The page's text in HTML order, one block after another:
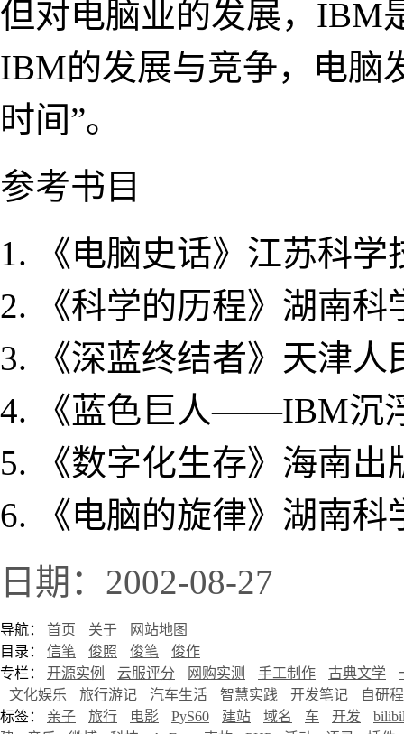
但对电脑业的发展，IBM
IBM的发展与竞争，电脑
时间”。
参考书目
《电脑史话》江苏科
《科学的历程》湖南
《深蓝终结者》天津
《蓝色巨人——IBM沉
《数字化生存》海南出
《电脑的旋律》湖南
日期：2002-08-27
导航： 首页 关于
网站地图
目录： 信笔 俊照 俊笔
俊作
专栏： 开源实例 云服评分 网购实测 手工制作 古典文学
文化娱乐
旅行游记 汽车生活 智慧实践 开发笔记
自研
标签： 亲子 旅行 电影 PyS60 建站 域名 车 开发